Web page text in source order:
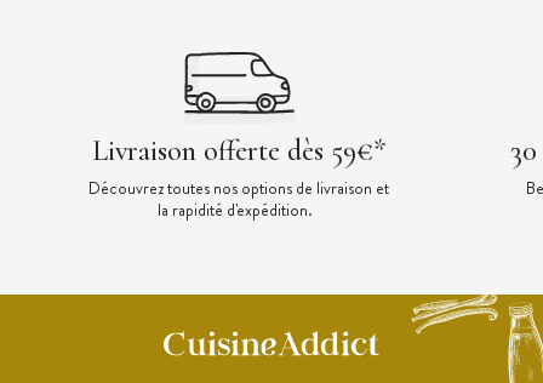
Livraison offerte dès 59€*
Découvrez toutes nos options de livraison et
la rapidité d'expédition.